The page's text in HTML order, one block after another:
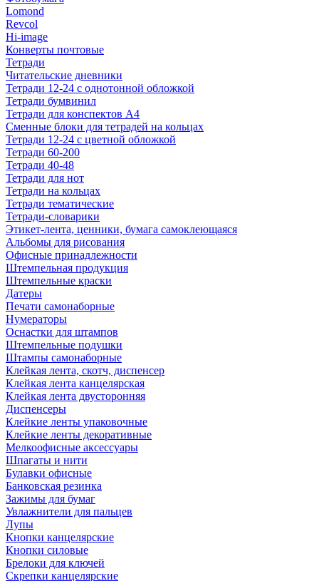
Lomond
Revcol
Hi-image
Конверты почтовые
Тетради
Читательские дневники
Тетради 12-24 с однотонной обложкой
Тетради бумвинил
Тетради для конспектов А4
Сменные блоки для тетрадей на кольцах
Тетради 12-24 с цветной обложкой
Тетради 60-200
Тетради 40-48
Тетради для нот
Тетради на кольцах
Тетради тематические
Тетради-словарики
Этикет-лента, ценники, бумага самоклеющаяся
Альбомы для рисования
Офисные принадлежности
Штемпельная продукция
Штемпельные краски
Датеры
Печати самонаборные
Нумераторы
Оснастки для штампов
Штемпельные подушки
Штампы самонаборные
Клейкая лента, скотч, диспенсер
Клейкая лента канцелярская
Клейкая лента двусторонняя
Диспенсеры
Клейкие ленты упаковочные
Клейкие ленты декоративные
Мелкоофисные аксессуары
Шпагаты и нити
Булавки офисные
Банковская резинка
Зажимы для бумаг
Увлажнители для пальцев
Лупы
Кнопки канцелярские
Кнопки силовые
Брелоки для ключей
Скрепки канцелярские